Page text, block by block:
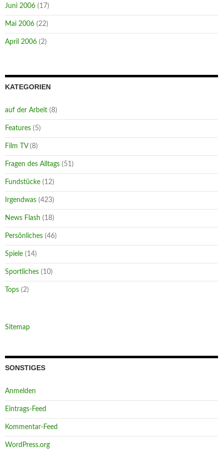
Juni 2006 (17)
Mai 2006 (22)
April 2006 (2)
KATEGORIEN
auf der Arbeit (8)
Features (5)
Film TV(8)
Fragen des Alltags (51)
Fundstücke (12)
Irgendwas (423)
News Flash (18)
Persönliches (46)
Spiele (14)
Sportliches (10)
Tops (2)
Sitemap
SONSTIGES
Anmelden
Eintrags-Feed
Kommentar-Feed
WordPress.org